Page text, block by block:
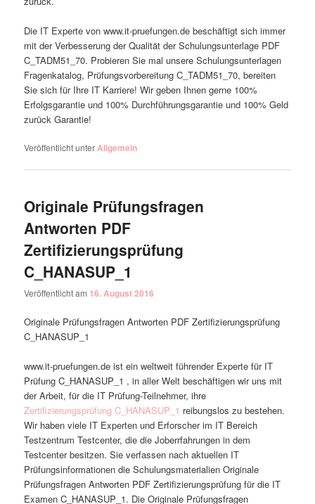
Die IT Experte von www.it-pruefungen.de beschäftigt sich immer
mit der Verbesserung der Qualität der Schulungsunterlage PDF
C_TADM51_70. Probieren Sie mal unsere Schulungsunterlagen
Fragenkatalog, Prüfungsvorbereitung C_TADM51_70, bereiten
Sie sich für Ihre IT Karriere! Wir geben Ihnen gerne 100%
Erfolgsgarantie und 100% Durchführungsgarantie und 100% Geld
zurück Garantie!
Veröffentlicht unterAllgemein
Originale Prüfungsfragen
Antworten PDF
Zertifizierungsprüfung
C_HANASUP_1
Veröffentlicht am 16. August 2016
Originale Prüfungsfragen Antworten PDF Zertifizierungsprüfung
C_HANASUP_1
www.it-pruefungen.de ist ein weltweit führender Experte für IT
Prüfung C_HANASUP_1 , in aller Welt beschäftigen wir uns mit
der Arbeit, für die IT Prüfung-Teilnehmer, ihre
Zertifizierungsprüfung C_HANASUP_1 reibungslos zu bestehen.
Wir haben viele IT Experten und Erforscher im IT Bereich
Testzentrum Testcenter, die die Joberrfahrungen in dem
Testcenter besitzen. Sie verfassen nach aktuellen IT
Prüfungsinformationen die Schulungsmaterialien Originale
Prüfungsfragen Antworten PDF Zertifizierungsprüfung für die IT
Examen C_HANASUP_1. Die Originale Prüfungsfragen